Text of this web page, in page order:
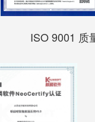
ISO 9001 质